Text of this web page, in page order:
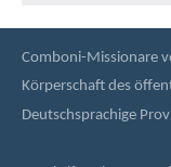
Comboni-Missionare
Körperschaft des
Deutschsprachige